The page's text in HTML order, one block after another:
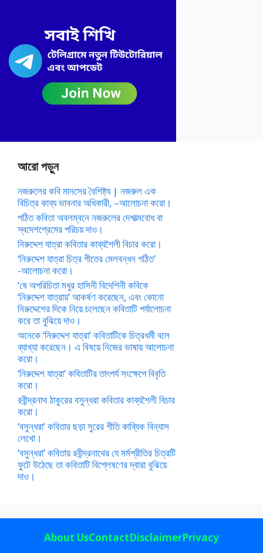
আরো পড়ুন
নজরুলের কবি মানসের বৈশিষ্ট্য | নজরুল এক
বিচিত্র কাব্য ভাবনার অধিকারী, –আলোচনা করো।
পঠিত কবিতা অবলম্বনে নজরুলের দেশাত্মবোধ বা
স্বদেশপ্রেমের পরিচয় দাও।
নিরুদ্দেশ যাত্রা কবিতার কাব্যশৈলী বিচার করো।
‘নিরুদ্দেশ যাত্রা চিত্র গীতের মেলবন্ধন গঠিত’
-আলোচনা করো।
‘ষে অপরিচিতা মধুর হাসিনী বিদেশিনী কবিকে
‘নিরুদ্দেশ যাত্রায়’ আকর্ষণ করেছেন, এবং কোনো
নিরুদ্দেশের দিকে নিয়ে চলেছেন কবিতাটি পর্যালোচনা
করে তা বুঝিয়ে দাও।
অনেকে ‘নিরুদ্দেশ যাত্রা’ কবিতাটিকে চিত্রধর্মী বলে
ব্যাখ্যা করেছেন। এ বিষয়ে নিজের ভাষায় আলোচনা
করো।
‘নিরুদ্দেশ যাত্রা’ কবিতাটির তাৎপর্য সংক্ষেপে বিবৃতি
করো।
রবীন্দ্রনাথ ঠাকুরের বসুন্ধরা কবিতার কাব্যশৈলী বিচার
করো।
‘বসুন্ধরা’ কবিতার ছড়া সুরের গীতি কাব্যিক বিন্যাস
লেখো।
‘বসুন্ধরা’ কবিতায় রবীন্দ্রনাথের যে মর্মপ্রীতির চিত্রটি
ফুটে উঠেছে তা কবিতাটি বিশ্লেষণের দ্বারা বুঝিয়ে
দাও।
About UsContactDisclaimerPrivacy